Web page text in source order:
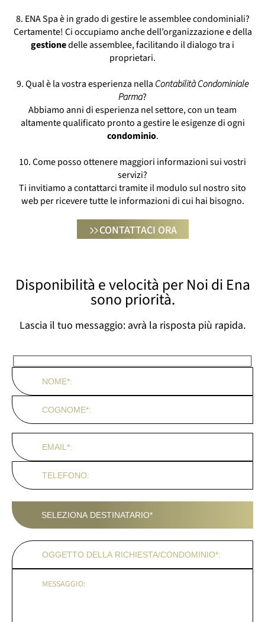
8. ENA Spa è in grado di gestire le assemblee condominiali?
Certamente! Ci occupiamo anche dell’organizzazione e della
gestionedelle assemblee, facilitando il dialogo tra i
proprietari.
9. Qual è la vostra esperienza nella Contabilità Condominiale
Parma?
Abbiamo anni di esperienza nel settore, con un team
altamente qualificato pronto a gestire le esigenze di ogni
condominio.
10. Come posso ottenere maggiori informazioni sui vostri
servizi?
Ti invitiamo a contattarci tramite il modulo sul nostro sito
web per ricevere tutte le informazioni di cui hai bisogno.
CONTATTACI ORA
Disponibilità e velocità per Noi di Ena
sono priorità.
Lascia il tuo messaggio: avrà la risposta più rapida.